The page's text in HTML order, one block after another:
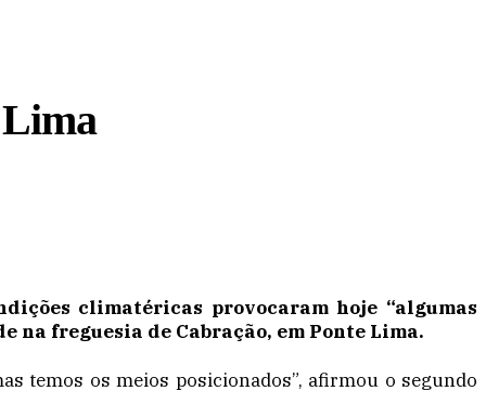
Lima
climatéricas provocaram hoje “algumas
freguesia de Cabração, em Ponte Lima.
temos os meios posicionados”, afirmou o segundo